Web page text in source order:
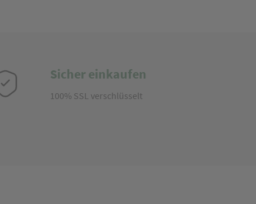
Sicher einkaufen
100% SSL verschlüsselt